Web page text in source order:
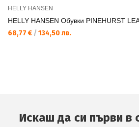
HELLY HANSEN
HELLY HANSEN Обувки PINEHURST
68,77 € / 134,50 лв.
Искаш да си първи в